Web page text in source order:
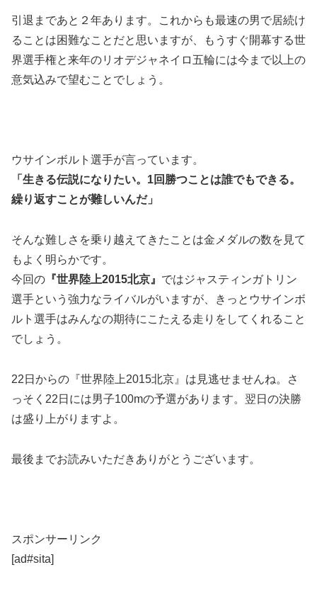
引退まであと２年あります。これからも最速の男で居続け
ることは困難なことだと思いますが、もうすぐ開幕する世
界選手権と来年のリオデジャネイロ五輪には今まで以上の
意気込みで望むことでしょう。
ウサインボルト選手が言っています。
「生きる伝説になりたい。1回勝つことは誰でもできる。
繰り返すことが難しいんだ」
そんな難しさを乗り越えてきたことは金メダルの数を見て
もよく明らかです。
今回の 『世界陸上2015北京』 ではジャスティンガトリン
選手という強力なライバルがいますが、きっとウサインボ
ルト選手はみんなの期待にこたえる走りをしてくれること
でしょう。
22日からの『世界陸上2015北京』は見逃せませんね。さ
っそく22日には男子100mの予選があります。翌日の決勝
は盛り上がりますよ。
最後までお読みいただきありがとうございます。
スポンサーリンク
[ad#sita]